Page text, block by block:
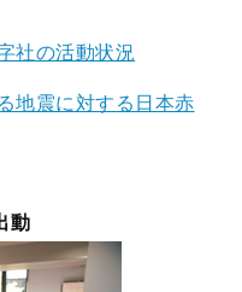
社の活動状況
地震に対する日本赤
動